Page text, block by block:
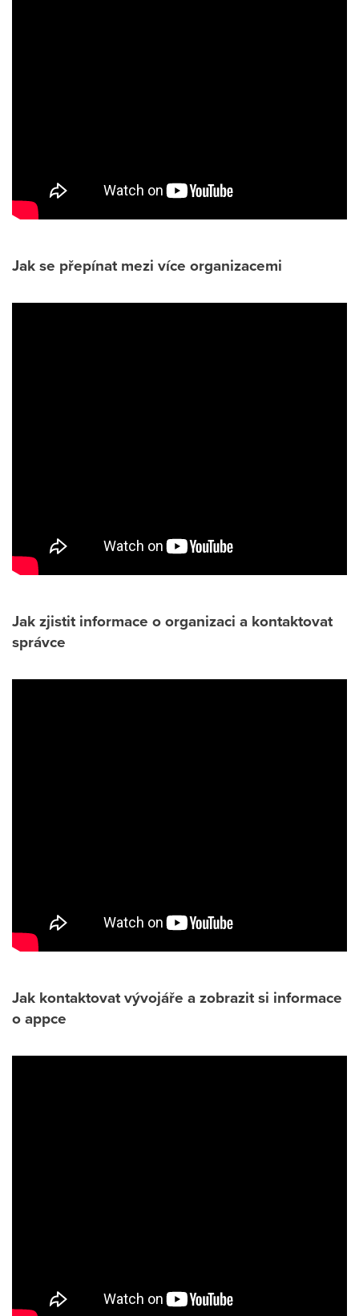
Jak se přepínat mezi více organizacemi
Jak zjistit informace o organizaci a kontaktovat
správce
Jak kontaktovat vývojáře a zobrazit si informace
o appce